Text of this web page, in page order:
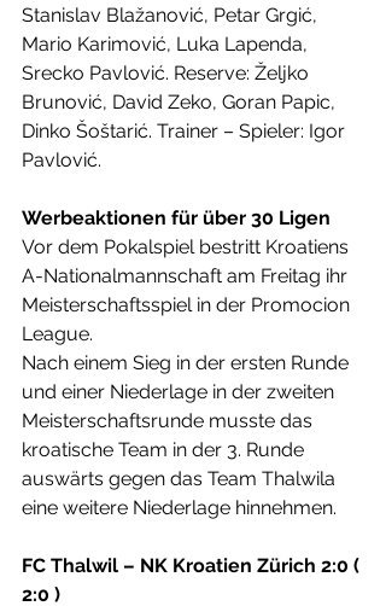
Stanislav Blažanović, Petar Grgić,
Mario Karimović, Luka Lapenda,
Srecko Pavlović. Reserve: Željko
Brunović, David Zeko, Goran Papic,
Dinko Šoštarić. Trainer – Spieler: Igor
Pavlović.
Werbeaktionen für über 30 Ligen
Vor dem Pokalspiel bestritt Kroatiens
A-Nationalmannschaft am Freitag ihr
Meisterschaftsspiel in der Promocion
League.
Nach einem Sieg in der ersten Runde
und einer Niederlage in der zweiten
Meisterschaftsrunde musste das
kroatische Team in der 3. Runde
auswärts gegen das Team Thalwila
eine weitere Niederlage hinnehmen.
FC Thalwil – NK Kroatien Zürich 2:0 (
2:0 )